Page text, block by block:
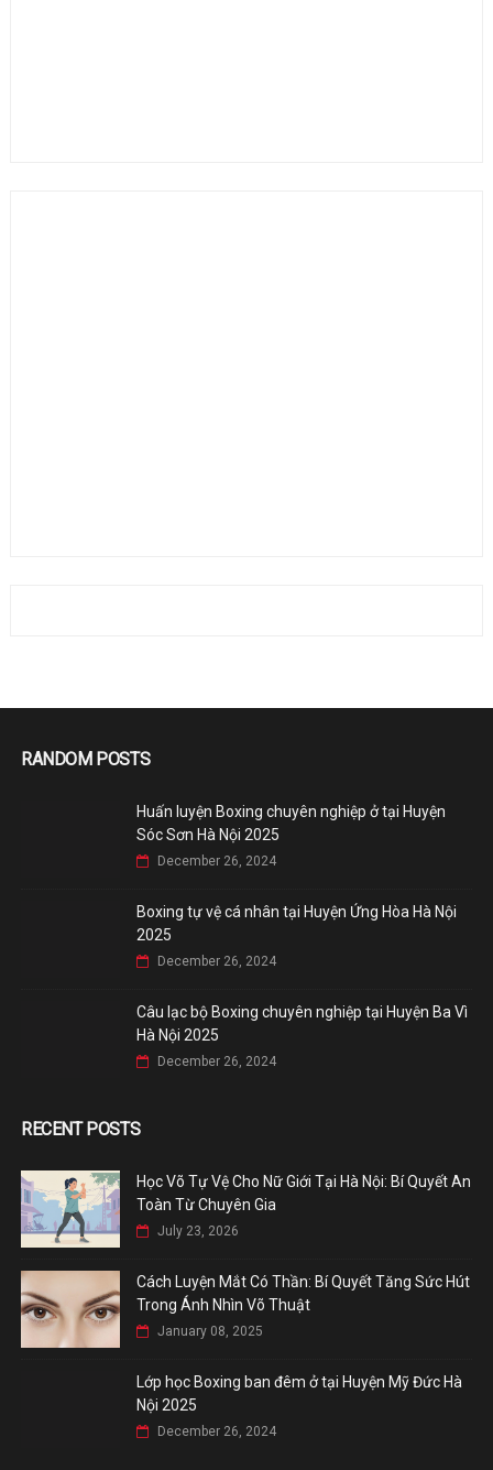
RANDOM POSTS
Huấn luyện Boxing chuyên nghiệp ở tại Huyện
Sóc Sơn Hà Nội 2025
December 26, 2024
Boxing tự vệ cá nhân tại Huyện Ứng Hòa Hà Nội
2025
December 26, 2024
Câu lạc bộ Boxing chuyên nghiệp tại Huyện Ba Vì
Hà Nội 2025
December 26, 2024
RECENT POSTS
Học Võ Tự Vệ Cho Nữ Giới Tại Hà Nội: Bí Quyết An
Toàn Từ Chuyên Gia
July 23, 2026
Cách Luyện Mắt Có Thần: Bí Quyết Tăng Sức Hút
Trong Ánh Nhìn Võ Thuật
January 08, 2025
Lớp học Boxing ban đêm ở tại Huyện Mỹ Đức Hà
Nội 2025
December 26, 2024